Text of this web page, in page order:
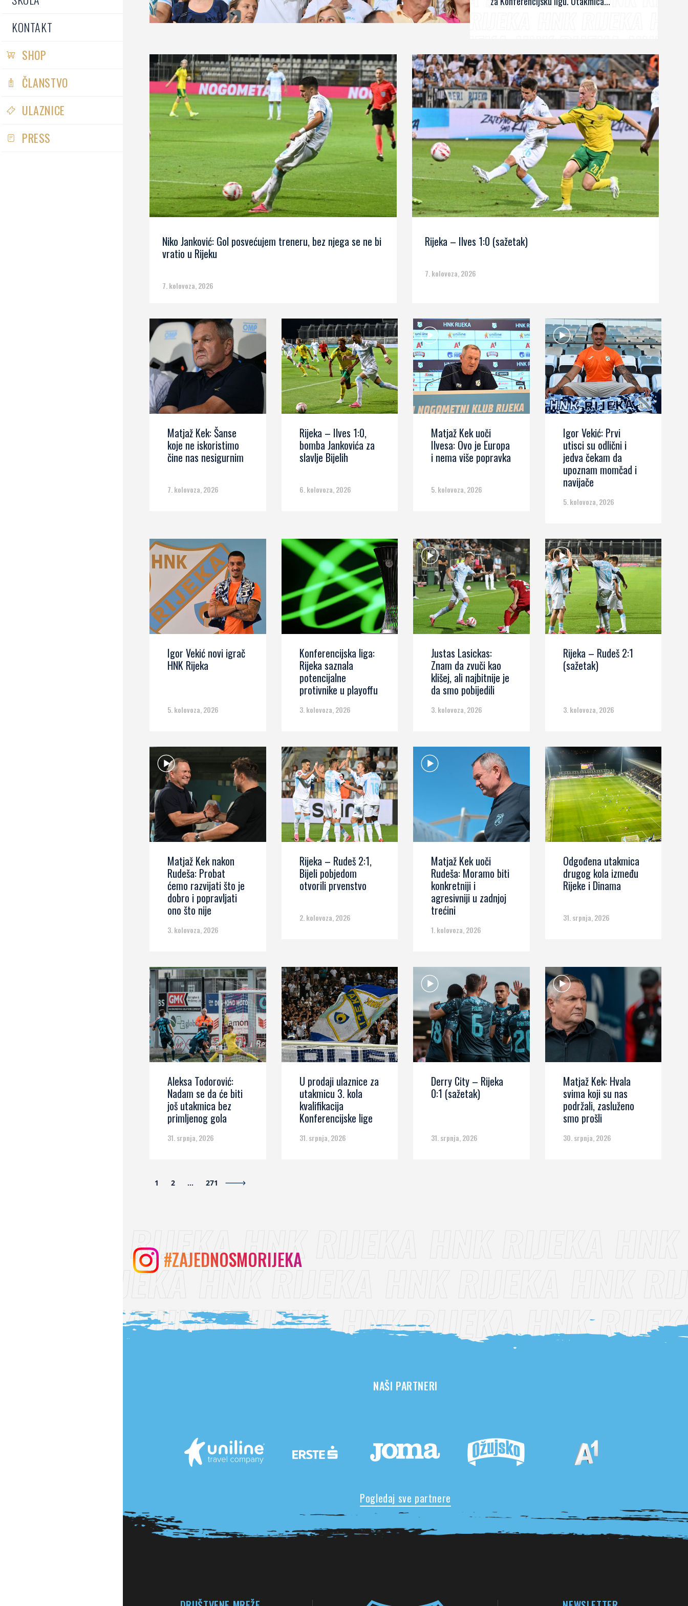
KONTAKT
SHOP
ČLANSTVO
ULAZNICE
PRESS
Niko Janković: Gol posvećujem treneru, bez njega se ne bi
vratio u Rijeku
7. kolovoza, 2026
Rijeka – Ilves 1:0 (sažetak)
7. kolovoza, 2026
Matjaž Kek: Šanse
koje ne iskoristimo
čine nas nesigurnim
7. kolovoza, 2026
Rijeka – Ilves 1:0,
bomba Jankovića za
slavlje Bijelih
6. kolovoza, 2026
Matjaž Kek uoči
Ilvesa: Ovo je Europa
i nema više popravka
5. kolovoza, 2026
Igor Vekić: Prvi
utisci su odlični i
jedva čekam da
upoznam momčad i
navijače
5. kolovoza, 2026
Igor Vekić novi igrač
HNK Rijeka
5. kolovoza, 2026
Konferencijska liga:
Rijeka saznala
potencijalne
protivnike u playoffu
3. kolovoza, 2026
Justas Lasickas:
Znam da zvuči kao
klišej, ali najbitnije je
da smo pobijedili
3. kolovoza, 2026
Rijeka – Rudeš 2:1
(sažetak)
3. kolovoza, 2026
Matjaž Kek nakon
Rudeša: Probat
ćemo razvijati što je
dobro i popravljati
ono što nije
3. kolovoza, 2026
Rijeka – Rudeš 2:1,
Bijeli pobjedom
otvorili prvenstvo
2. kolovoza, 2026
Matjaž Kek uoči
Rudeša: Moramo biti
konkretniji i
agresivniji u zadnjoj
trećini
1. kolovoza, 2026
Odgođena utakmica
drugog kola između
Rijeke i Dinama
31. srpnja, 2026
Aleksa Todorović:
Nadam se da će biti
još utakmica bez
primljenog gola
31. srpnja, 2026
U prodaji ulaznice za
utakmicu 3. kola
kvalifikacija
Konferencijske lige
31. srpnja, 2026
Derry City – Rijeka
0:1 (sažetak)
31. srpnja, 2026
Matjaž Kek: Hvala
svima koji su nas
podržali, zasluženo
smo prošli
30. srpnja, 2026
1 2 … 271
#ZAJEDNOSMORIJEKA
NAŠI PARTNERI
Pogledaj sve partnere